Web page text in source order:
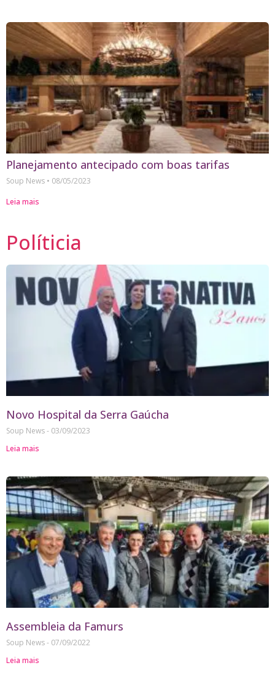
Planejamento antecipado com boas tarifas
Soup News
08/05/2023
Leia mais
Políticia
Novo Hospital da Serra Gaúcha
Soup News
03/09/2023
Leia mais
Assembleia da Famurs
Soup News
07/09/2022
Leia mais